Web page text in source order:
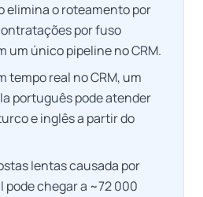
elimina o roteamento por
por fuso
um único pipeline no CRM.
tempo real no CRM, um
português pode atender
e inglês a partir do
lentas causada por
chegar a ~72 000